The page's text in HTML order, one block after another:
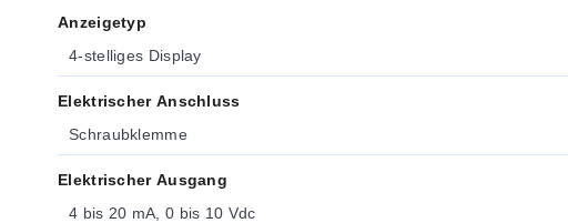
Anzeigetyp
4-stelliges Display
Elektrischer Anschluss
Schraubklemme
Elektrischer Ausgang
4 bis 20 mA, 0 bis 10 Vdc